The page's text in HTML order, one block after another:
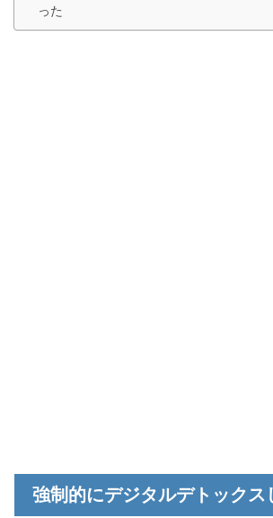
った
強制的にデジタルデトックス